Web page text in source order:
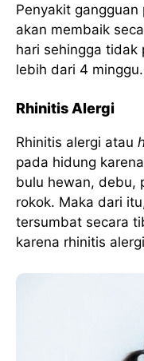
Penyakit
akan membaik
hari sehingga
lebih dari 4 minggu.
Rhinitis Alergi
Rhinitis alergi atau
pada hidung
bulu hewan, debu,
rokok. Maka dari
tersumbat secara
karena rhinitis